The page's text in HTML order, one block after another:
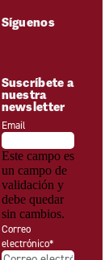
Síguenos
Suscríbete a
nuestra
newsletter
Email
Este campo es
un campo de
validación y
debe quedar
sin cambios.
Correo
electrónico*